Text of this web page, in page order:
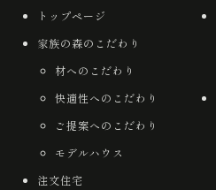
トップページ
家族の森のこだわり
材へのこだわり
快適性へのこだわり
ご提案へのこだわり
モデルハウス
注文住宅